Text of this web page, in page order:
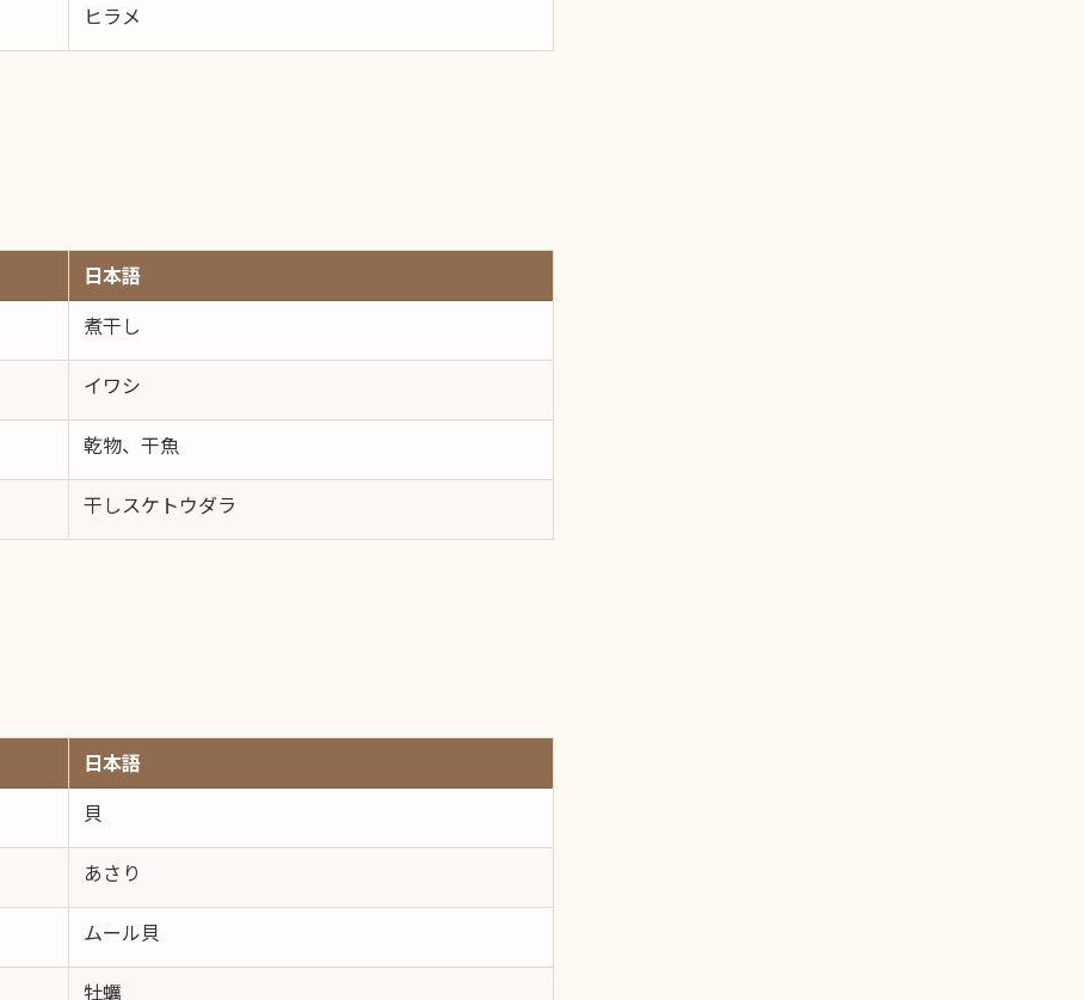
ヒラメ
日本語
煮干し
イワシ
乾物、干魚
干しスケトウダラ
日本語
貝
あさり
ムール貝
牡蠣